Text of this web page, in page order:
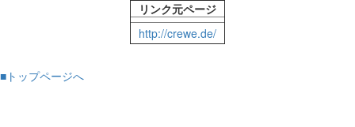
リンク元ページ
http://crewe.de/
■トップページへ